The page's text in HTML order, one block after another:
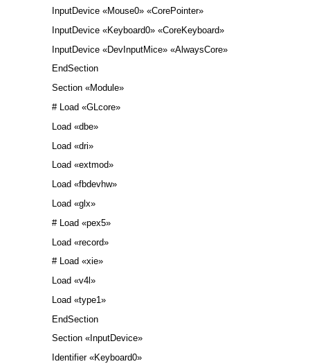
InputDevice «Mouse0» «CorePointer»
InputDevice «Keyboard0» «CoreKeyboard»
InputDevice «DevInputMice» «AlwaysCore»
EndSection
Section «Module»
# Load «GLcore»
Load «dbe»
Load «dri»
Load «extmod»
Load «fbdevhw»
Load «glx»
# Load «pex5»
Load «record»
# Load «xie»
Load «v4l»
Load «type1»
EndSection
Section «InputDevice»
Identifier «Keyboard0»